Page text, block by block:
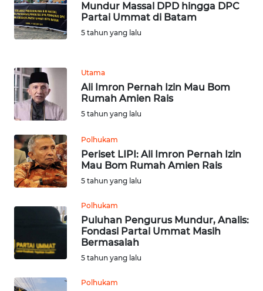
Mundur Massal DPD hingga DPC
Partai Ummat di Batam
5 tahun yang lalu
Utama
Ali Imron Pernah Izin Mau Bom
Rumah Amien Rais
5 tahun yang lalu
Polhukam
Periset LIPI: Ali Imron Pernah Izin
Mau Bom Rumah Amien Rais
5 tahun yang lalu
Polhukam
Puluhan Pengurus Mundur, Analis:
Fondasi Partai Ummat Masih
Bermasalah
5 tahun yang lalu
Polhukam
KALTIM
WN
WN
GORONTALO
SULUT
WN
MALUKU
WN